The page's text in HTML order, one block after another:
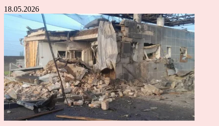
18.05.2026